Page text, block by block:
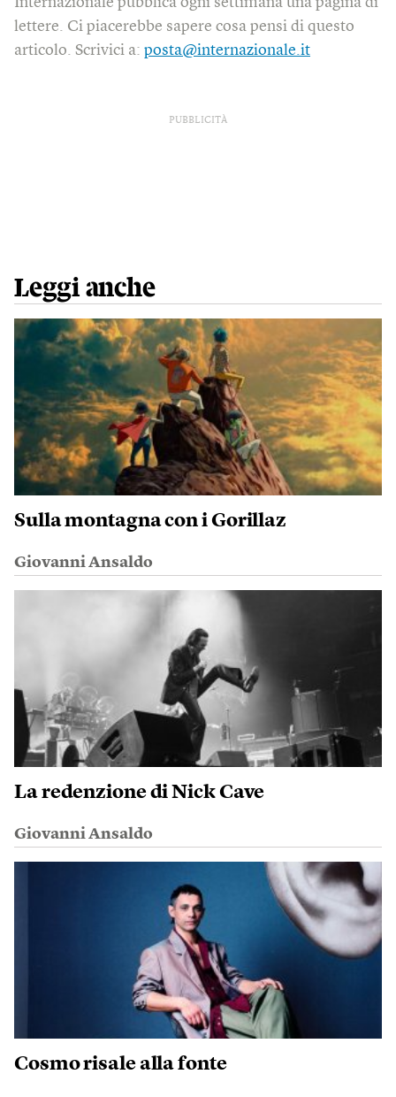
lettere. Ci piacerebbe sapere cosa pensi di questo
articolo. Scrivici a: posta@internazionale.it
PUBBLICITÀ
Leggi anche
Sulla montagna con i Gorillaz
Giovanni Ansaldo
La redenzione di Nick Cave
Giovanni Ansaldo
Cosmo risale alla fonte